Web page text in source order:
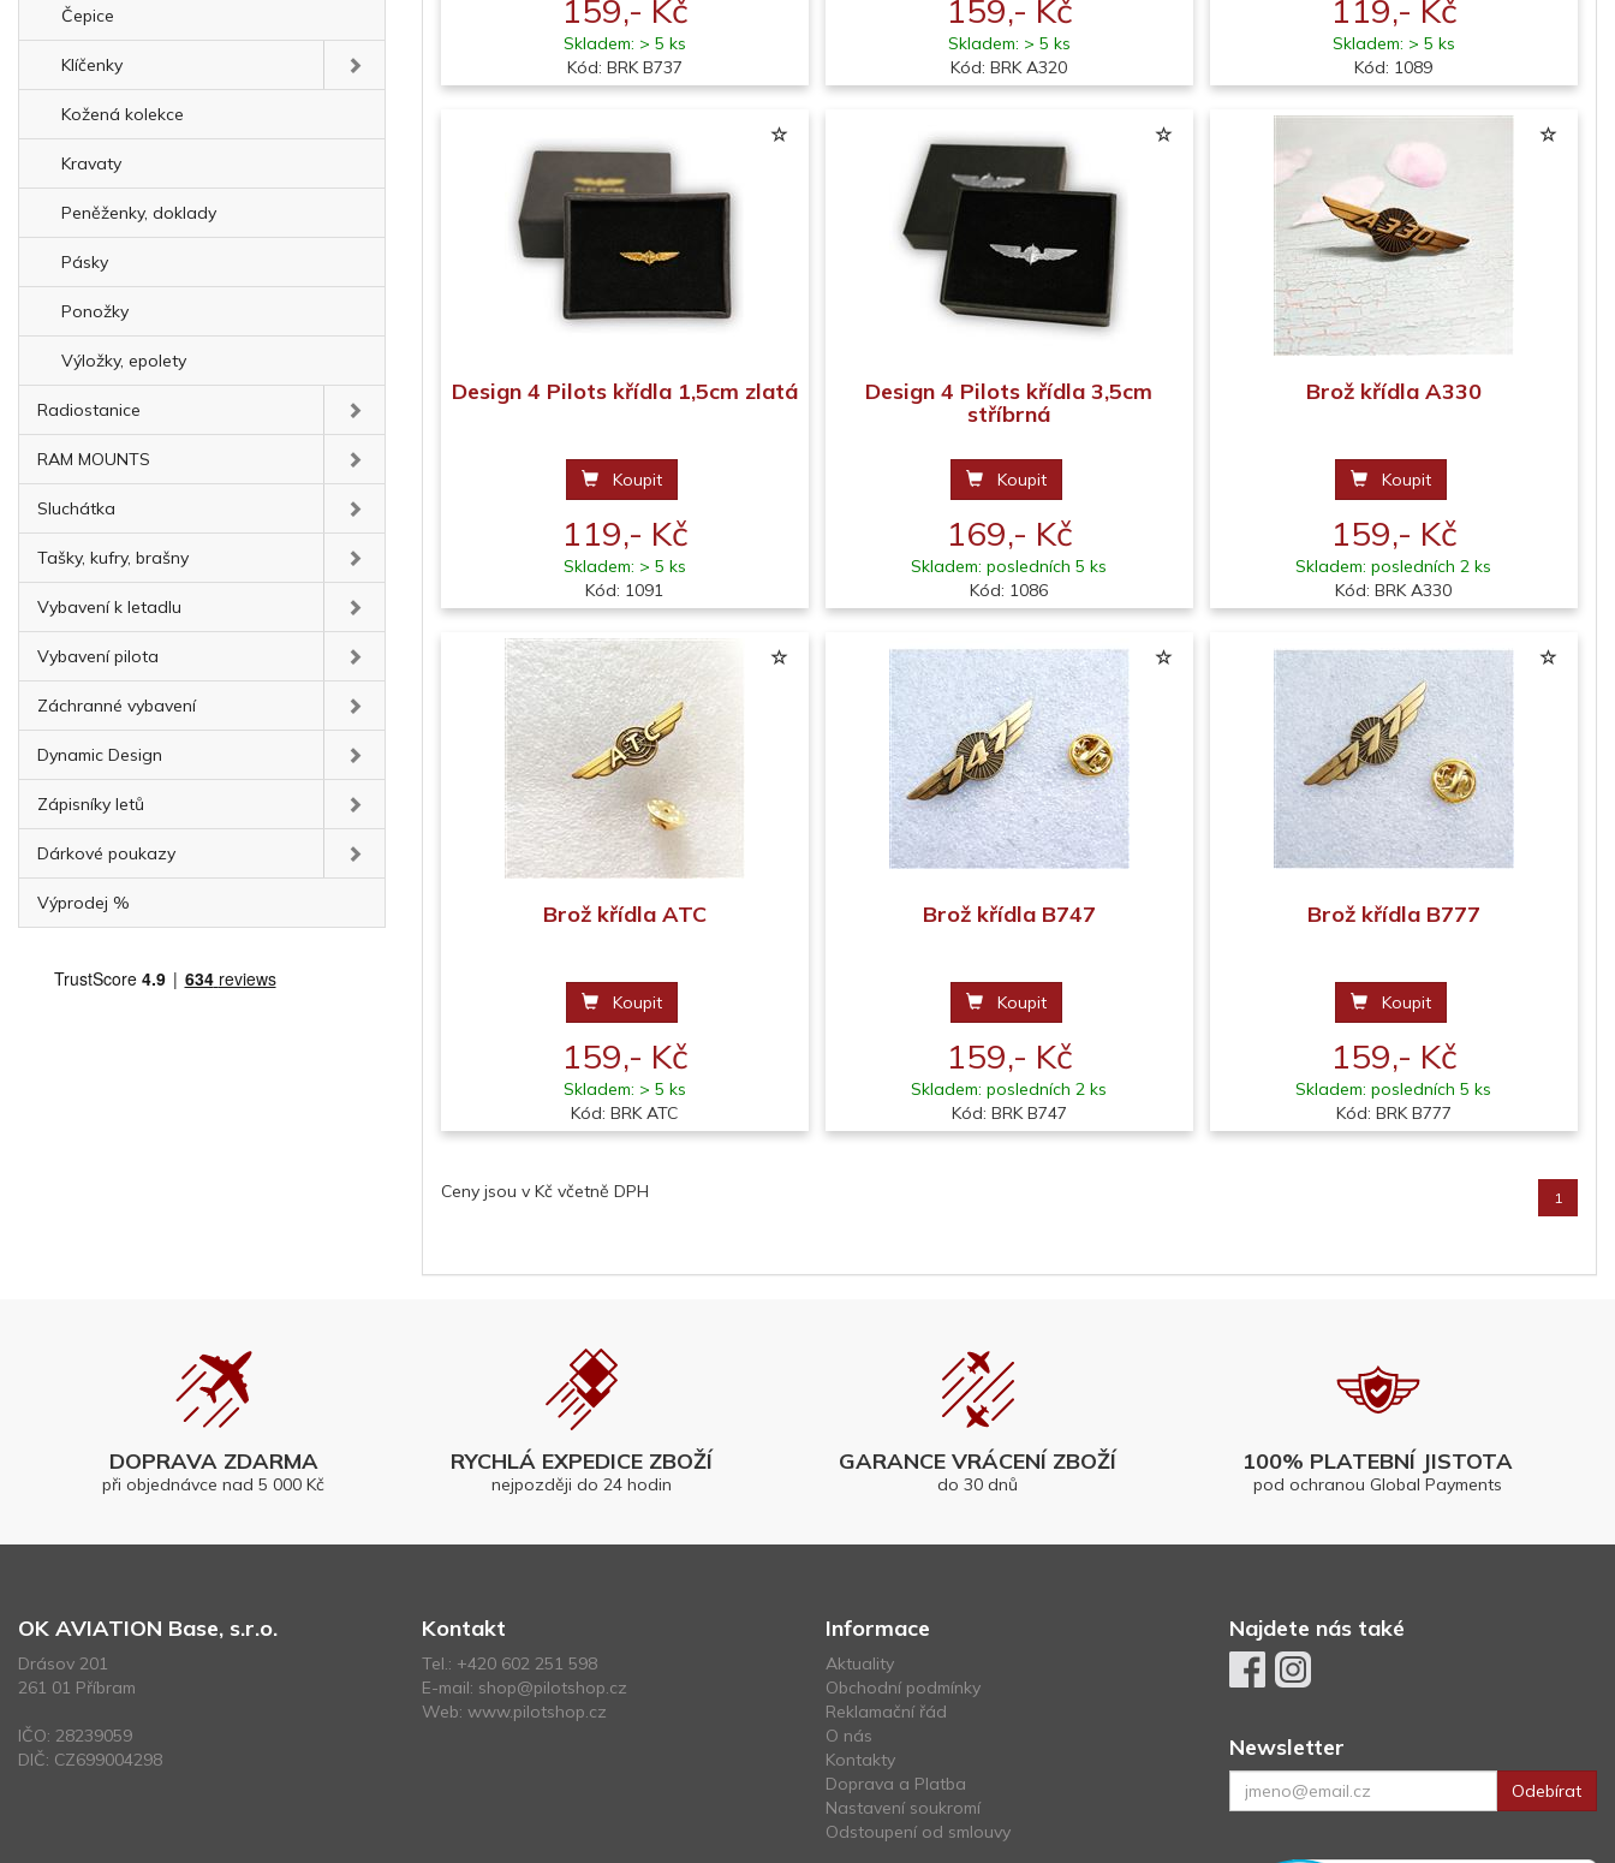
Čepice
Klíčenky
Kožená kolekce
Kravaty
Peněženky, doklady
Pásky
Ponožky
Výložky, epolety
Radiostanice
RAM MOUNTS
Sluchátka
Tašky, kufry, brašny
Vybavení k letadlu
Vybavení pilota
Záchranné vybavení
Dynamic Design
Zápisníky letů
Dárkové poukazy
Výprodej %
159,- Kč
Skladem: > 5 ks
Kód: BRK B737
159,- Kč
Skladem: > 5 ks
Kód: BRK A320
119,- Kč
Skladem: > 5 ks
Kód: 1089
Design 4 Pilots křídla 1,5cm zlatá
Koupit
119,- Kč
Skladem: > 5 ks
Kód: 1091
Design 4 Pilots křídla 3,5cm
stříbrná
Koupit
169,- Kč
Skladem: posledních 5 ks
Kód: 1086
Brož křídla A330
Koupit
159,- Kč
Skladem: posledních 2 ks
Kód: BRK A330
Brož křídla ATC
Koupit
159,- Kč
Skladem: > 5 ks
Kód: BRK ATC
Brož křídla B747
Koupit
159,- Kč
Skladem: posledních 2 ks
Kód: BRK B747
Brož křídla B777
Koupit
159,- Kč
Skladem: posledních 5 ks
Kód: BRK B777
Ceny jsou v Kč včetně DPH 1
DOPRAVA ZDARMA
při objednávce nad 5 000 Kč
RYCHLÁ EXPEDICE ZBOŽÍ
nejpozději do 24 hodin
GARANCE VRÁCENÍ ZBOŽÍ
do 30 dnů
100% PLATEBNÍ JISTOTA
pod ochranou Global Payments
OK AVIATION Base, s.r.o.
Drásov 201
261 01 Příbram
IČO: 28239059
DIČ: CZ699004298
Kontakt
Tel.: +420 602 251 598
E-mail: shop@pilotshop.cz
Web: www.pilotshop.cz
Informace
Aktuality
Obchodní podmínky
Reklamační řád
O nás
Kontakty
Doprava a Platba
Nastavení soukromí
Odstoupení od smlouvy
Najdete nás také
Newsletter
Odebírat